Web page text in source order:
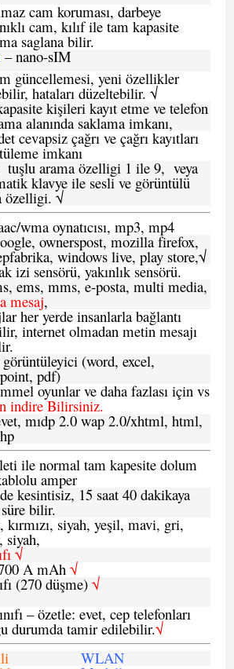
cam koruması, darbeye
cam, kılıf ile tam kapasite
saglana bilir.
– nano-sIM
güncellemesi, yeni özellikler
hataları düzeltebilir. √
kişileri kayıt etme ve telefon
alanında saklama imkanı,
cevapsiz çağrı ve çağrı kayıtları
imkanı
tuşlu arama özelligi 1 ile 9, veya
klavye ile sesli ve görüntülü
özelligi. √
wma oynatıcısı, mp3, mp4
ownerspost, mozilla firefox,
windows live, play store,√
izi sensörü, yakınlık sensörü.
ems, mms, e-posta, multi media,
mesaj,
her yerde insanlarla bağlantı
internet olmadan metin mesajı
(word, excel,
pdf)
oyunlar ve daha fazlası için vs
indire Bilirsiniz.
mıdp 2.0 wap 2.0/xhtml, html,
ile normal tam kapesite dolum
amper
kesintisiz, 15 saat 40 dakikaya
bilir.
kırmızı, siyah, yeşil, mavi, gri,
siyah,
√
A mAh√
(270 düşme) √
– özetle: evet, cep telefonları
durumda tamir edilebilir.√
WLAN